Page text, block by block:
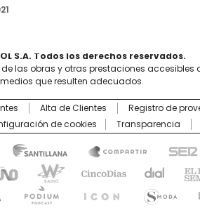
S.A. Todos los derechos reservados.
de las obras y otras prestaciones
medios que resulten adecuados.
Alta de Clientes Registro de
de cookies Transparencia